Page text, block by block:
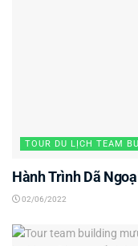
TOUR DU LỊCH TEAM
Hành Trình Dã
02/06/2022